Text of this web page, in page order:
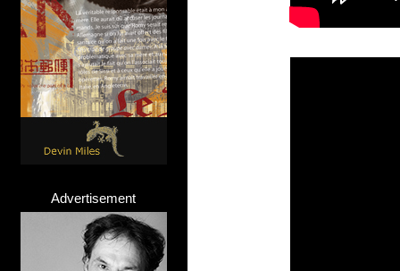
Advertisement